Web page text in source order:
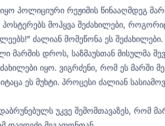
პოლიციური რეჟიმის წინააღმდეგ
მოჰყვა შეძახილები,
ძალიან მომეწონა ეს
მარშის დროს, საზმაუსთან
იყო. ვიგრძენი, რომ ეს მარში
ეს მუხტი. პროცესი ძალიან
უკვე შემომთავაზეს, რომ